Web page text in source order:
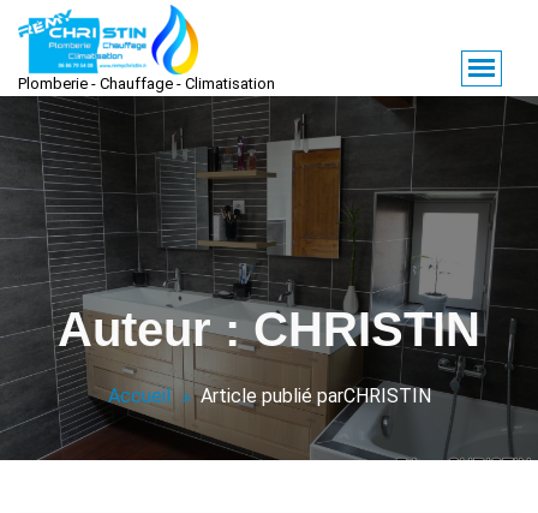
Aller
contenu
Plomberie - Chauffage - Climatisation
Auteur : CHRISTIN
Accueil Article publié parCHRISTIN